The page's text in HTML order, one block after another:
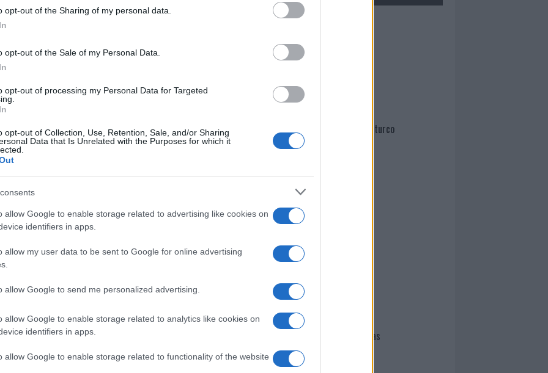
opt-out of the Sharing of my personal data.
opt-out of the Sale of my Personal Data.
opt-out of processing my Personal Data for Targeted
opt-out of Collection, Use, Retention, Sale, and/or Sharing
Data that Is Unrelated with the Purposes for which it
allow Google to enable storage related to advertising like cookies on
identifiers in apps.
allow my user data to be sent to Google for online advertising
allow Google to send me personalized advertising.
allow Google to enable storage related to analytics like cookies on
identifiers in apps.
allow Google to enable storage related to functionality of the website
Martina Agostina Diturco
I nostri cari
I nostri cari
Giovannimaria Cabras